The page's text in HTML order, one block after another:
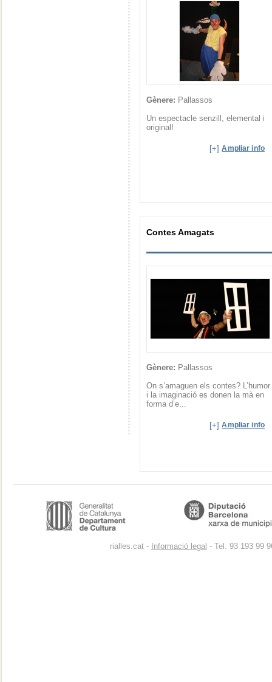
Gènere: Pallassos
Un espectacle senzill, elemental i
original!
[+]Ampliar info
Contes Amagats
Gènere: Pallassos
On s’amaguen els contes? L’humor
i la imaginació es donen la mà en
forma d’e...
[+]Ampliar info
rialles.cat - Informació legal - Tel. 93 193 99